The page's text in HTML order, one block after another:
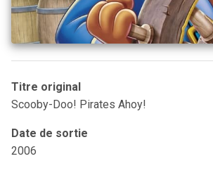
Titre original
Scooby-Doo! Pirates Ahoy!
Date de sortie
2006